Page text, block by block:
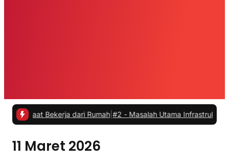
Bekerja dari Rumah| #2 -Masalah Utama Infrastruktur
11 Maret 2026